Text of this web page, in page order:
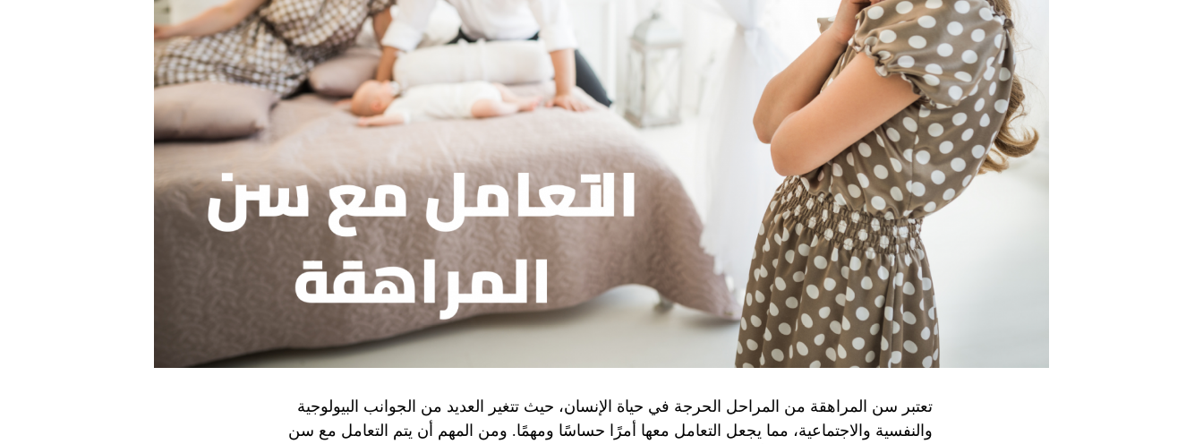
تعتبر سن المراهقة من المراحل الحرجة في حياة الإنسان، حيث تتغير العديد من الجوانب البيولوجية
والنفسية والاجتماعية، مما يجعل التعامل معها أمرًا حساسًا ومهمًا. ومن المهم أن يتم التعامل مع سن